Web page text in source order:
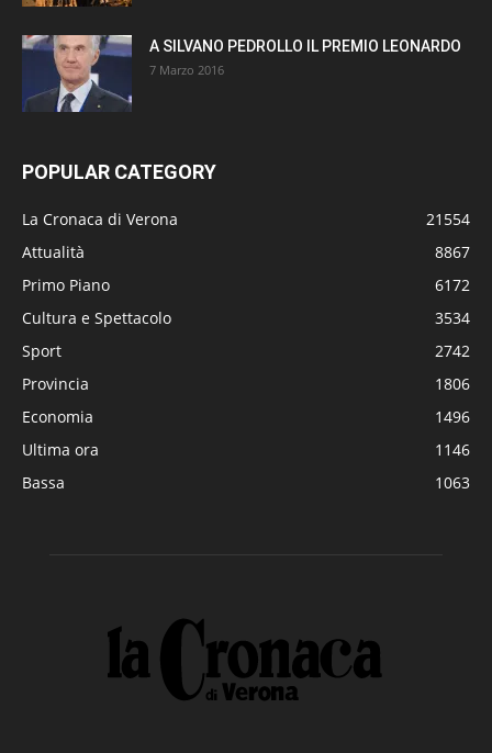
A SILVANO PEDROLLO IL PREMIO LEONARDO
7 Marzo 2016
POPULAR CATEGORY
La Cronaca di Verona
21554
Attualità
8867
Primo Piano
6172
Cultura e Spettacolo
3534
Sport
2742
Provincia
1806
Economia
1496
Ultima ora
1146
Bassa
1063